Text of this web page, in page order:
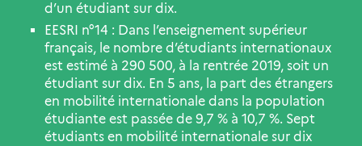
d’un étudiant sur dix.
EESRI n°14 : Dans l’enseignement supérieur
français, le nombre d’étudiants internationaux
est estimé à 290 500, à la rentrée 2019, soit un
étudiant sur dix. En 5 ans, la part des étrangers
en mobilité internationale dans la population
étudiante est passée de 9,7 % à 10,7 %. Sept
étudiants en mobilité internationale sur dix